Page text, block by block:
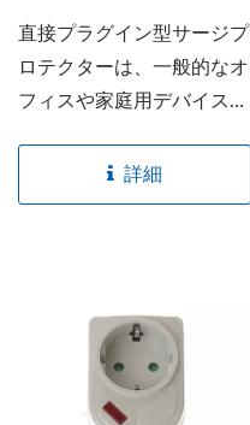
直接プラグイン型サージプ
ロテクターは、一般的なオ
フィスや家庭用デバイスに
詳細